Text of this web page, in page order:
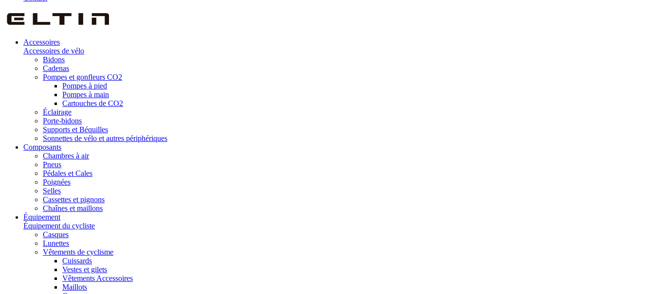
Accessoires
Accessoires de vélo
Bidons
Cadenas
Pompes et gonfleurs CO2
Pompes à pied
Pompes à main
Cartouches de CO2
Éclairage
Porte-bidons
Supports et Béquilles
Sonnettes de vélo et autres périphériques
Composants
Chambres à air
Pneus
Pédales et Cales
Poignées
Selles
Cassettes et pignons
Chaînes et maillons
Équipement
Équipement du cycliste
Casques
Lunettes
Vêtements de cyclisme
Cuissards
Vestes et gilets
Vêtements Accessoires
Maillots